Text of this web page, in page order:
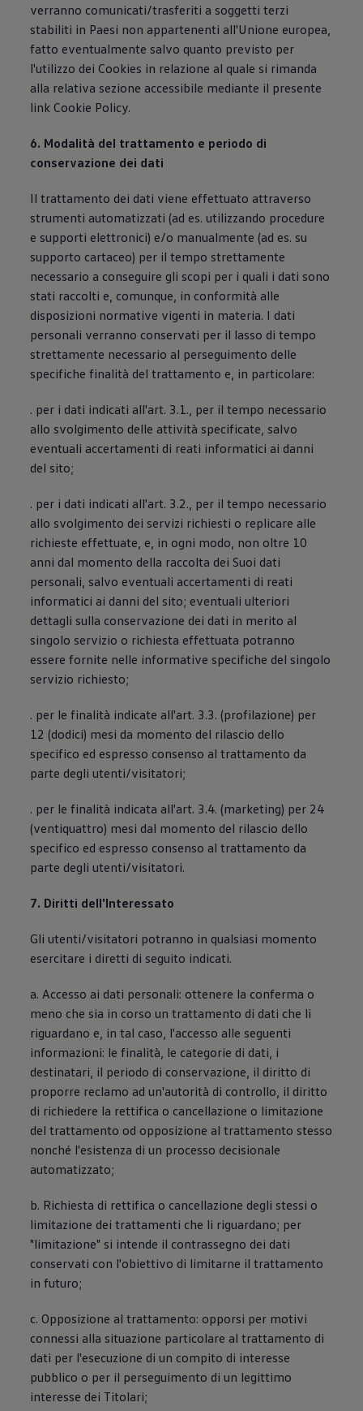
verranno comunicati/trasferiti a soggetti terzi
stabiliti in Paesi non appartenenti all'Unione europea,
fatto eventualmente salvo quanto previsto per
l'utilizzo dei Cookies in relazione al quale si rimanda
alla relativa sezione accessibile mediante il presente
link Cookie Policy.
6. Modalità del trattamento e periodo di
conservazione dei dati
Il trattamento dei dati viene effettuato attraverso
strumenti automatizzati (ad es. utilizzando procedure
e supporti elettronici) e/o manualmente (ad es. su
supporto cartaceo) per il tempo strettamente
necessario a conseguire gli scopi per i quali i dati sono
stati raccolti e, comunque, in conformità alle
disposizioni normative vigenti in materia. I dati
personali verranno conservati per il lasso di tempo
strettamente necessario al perseguimento delle
specifiche finalità del trattamento e, in particolare:
. per i dati indicati all'art. 3.1., per il tempo necessario
allo svolgimento delle attività specificate, salvo
eventuali accertamenti di reati informatici ai danni
del sito;
. per i dati indicati all'art. 3.2., per il tempo necessario
allo svolgimento dei servizi richiesti o replicare alle
richieste effettuate, e, in ogni modo, non oltre 10
anni dal momento della raccolta dei Suoi dati
personali, salvo eventuali accertamenti di reati
informatici ai danni del sito; eventuali ulteriori
dettagli sulla conservazione dei dati in merito al
singolo servizio o richiesta effettuata potranno
essere fornite nelle informative specifiche del singolo
servizio richiesto;
. per le finalità indicate all'art. 3.3. (profilazione) per
12 (dodici) mesi da momento del rilascio dello
specifico ed espresso consenso al trattamento da
parte degli utenti/visitatori;
. per le finalità indicata all'art. 3.4. (marketing) per 24
(ventiquattro) mesi dal momento del rilascio dello
specifico ed espresso consenso al trattamento da
parte degli utenti/visitatori.
7. Diritti dell'Interessato
Gli utenti/visitatori potranno in qualsiasi momento
esercitare i diretti di seguito indicati.
a. Accesso ai dati personali: ottenere la conferma o
meno che sia in corso un trattamento di dati che li
riguardano e, in tal caso, l'accesso alle seguenti
informazioni: le finalità, le categorie di dati, i
destinatari, il periodo di conservazione, il diritto di
proporre reclamo ad un'autorità di controllo, il diritto
di richiedere la rettifica o cancellazione o limitazione
del trattamento od opposizione al trattamento stesso
nonché l'esistenza di un processo decisionale
automatizzato;
b. Richiesta di rettifica o cancellazione degli stessi o
limitazione dei trattamenti che li riguardano; per
"limitazione" si intende il contrassegno dei dati
conservati con l'obiettivo di limitarne il trattamento
in futuro;
c. Opposizione al trattamento: opporsi per motivi
connessi alla situazione particolare al trattamento di
dati per l'esecuzione di un compito di interesse
pubblico o per il perseguimento di un legittimo
interesse dei Titolari;